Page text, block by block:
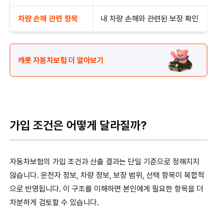
차량 손해 관련 항목 내 차량 손해와 관련된 보장 확인
캐롯 자동차보험 더 알아보기
가입 조건은 어떻게 달라질까?
자동차보험의 가입 조건과 산출 결과는 단일 기준으로 정해지지
않습니다. 운전자 정보, 차량 정보, 보장 범위, 선택 항목이 복합적
으로 반영됩니다. 이 구조를 이해하면 본인에게 필요한 항목을 더
차분하게 검토할 수 있습니다.